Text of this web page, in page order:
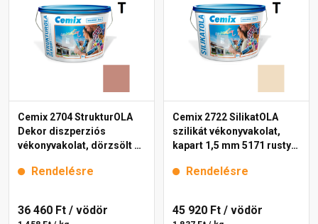
Cemix 2704 StrukturOLA
Dekor diszperziós
vékonyvakolat, dörzsölt 2
Rendelésre
36 460 Ft / vödör
Cemix 2722 SilikatOLA
szilikát vékonyvakolat,
kapart 1,5 mm 5171 rusty
Rendelésre
45 920 Ft / vödör